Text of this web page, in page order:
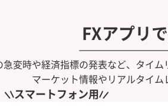
FXアプリ
急変時や経済指標の発表など、タイ
マーケット情報やリアルタイム
スマートフォン用